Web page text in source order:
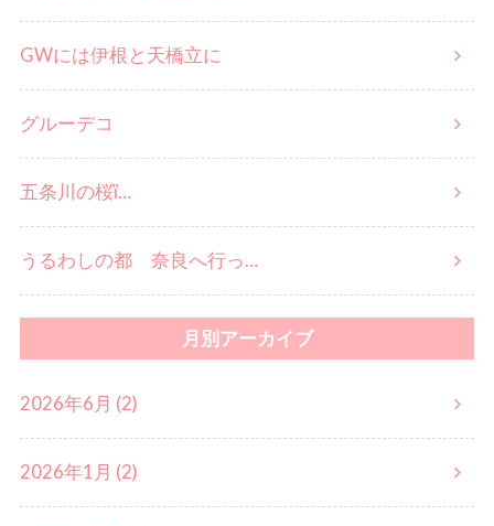
GWには伊根と天橋立に
グルーデコ
五条川の桜ἳ…
うるわしの都 奈良へ行っ…
月別アーカイブ
2026年6月 (2)
2026年1月 (2)